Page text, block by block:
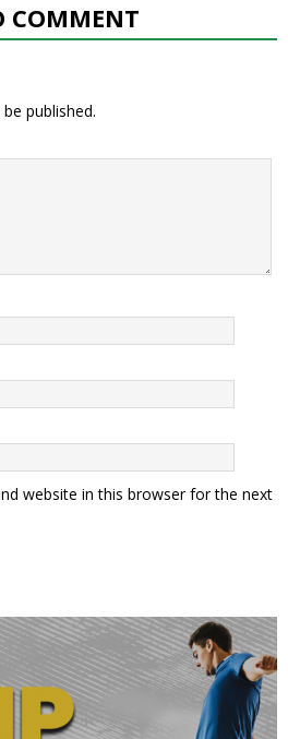
COMMENT
published.
website in this browser for the next